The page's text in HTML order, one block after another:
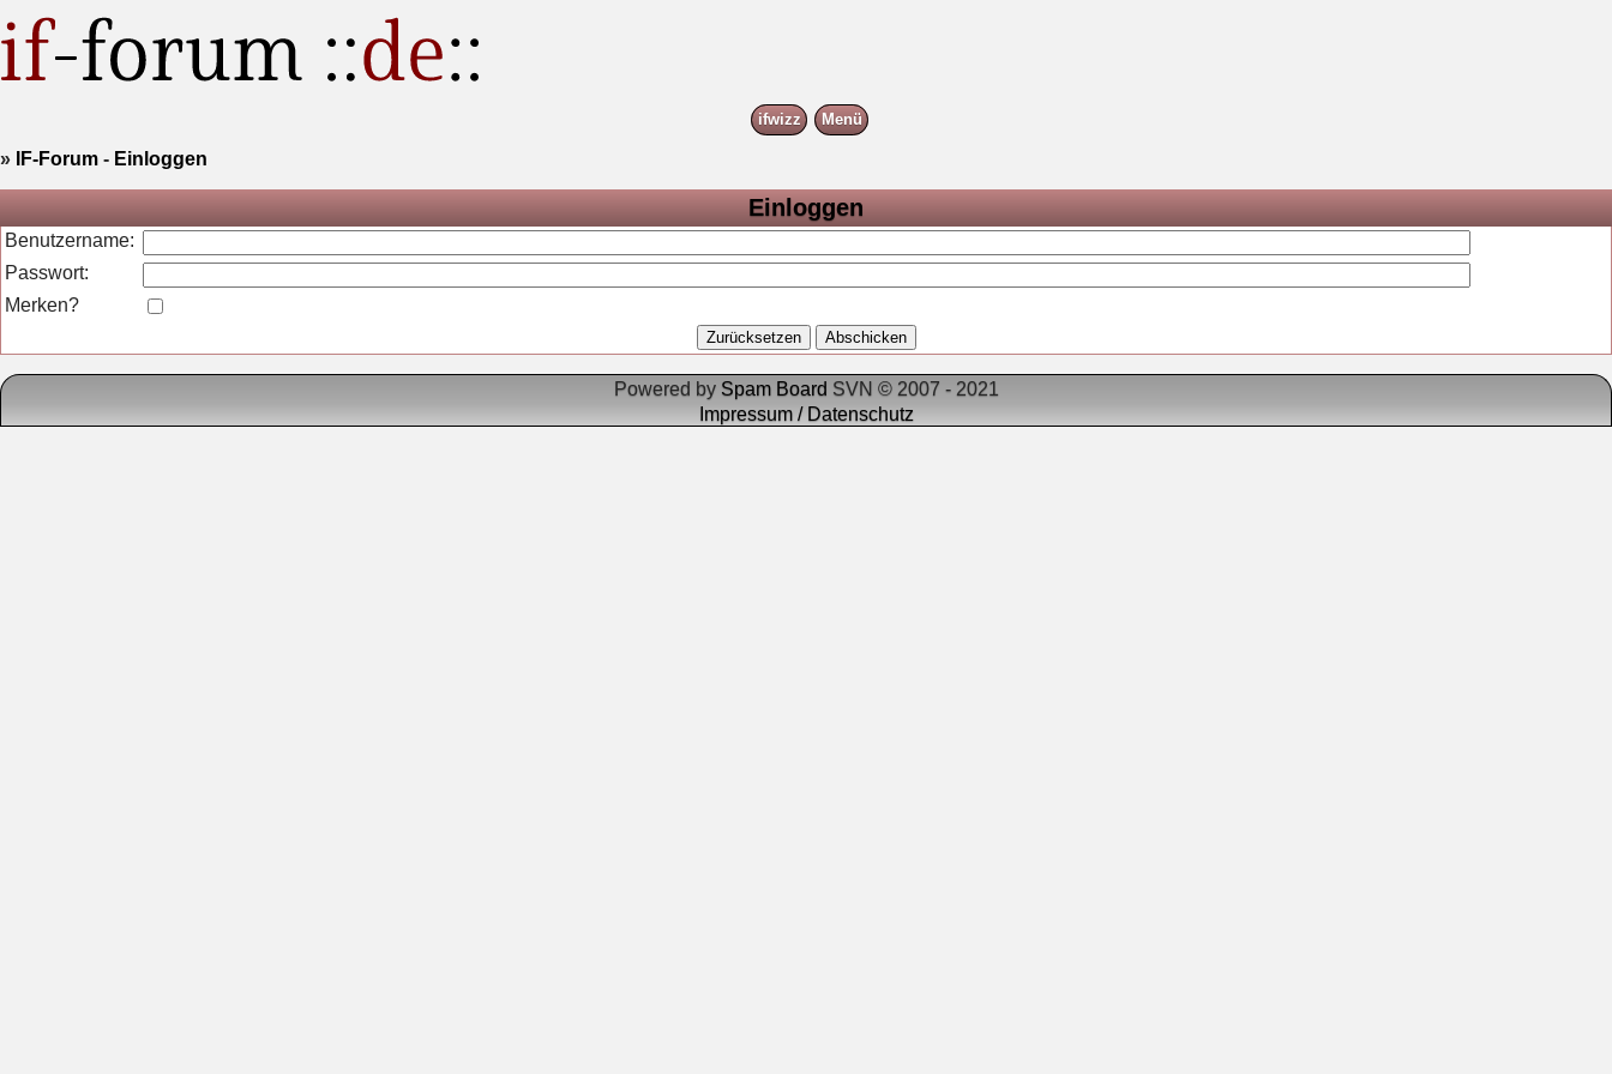
ifwizz Menü
» IF-Forum - Einloggen
Einloggen
Benutzername:
Passwort:
Merken?
Powered by Spam Board SVN © 2007 - 2021
Impressum / Datenschutz